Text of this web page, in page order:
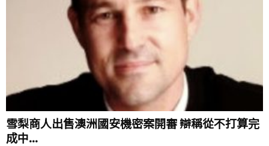
雪梨商人出售澳洲國安機密案開審 辯稱從不打算完
成中...